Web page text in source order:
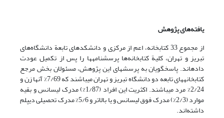
یافته‌های پژوهش
از مجموع 33 کتابخانه، اعم از مرکزی و دانشکده­ای تابعة دانشگاه‌های
تبریز و تهران، کلیة کتابخانه‌ها پرسشنامه­ها را پس از تکمیل عودت
داده­اند. پاسخگویان به پرسشهای این پژوهش، مسئولان بخش مرجع
کتابخانه­های تابعه دو دانشگاه تبریز و تهران می­باشند که 7/69% آنها زن و
2/24% مرد می­باشند. اکثریت این افراد (1/87%) مدرک لیسانس و بقیه
موارد (2/3%) مدرک فوق لیسانس و یا بالاتر و 5/6% مدرک تحصیلی دیپلم
داشته‌اند.